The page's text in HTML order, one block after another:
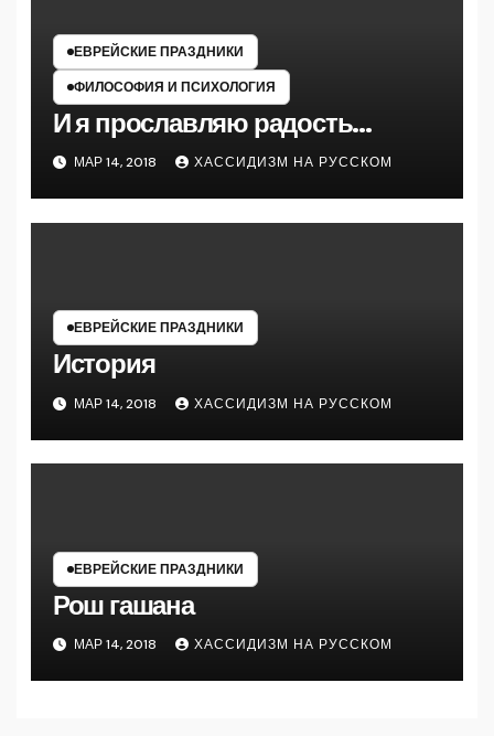
ЕВРЕЙСКИЕ ПРАЗДНИКИ
ФИЛОСОФИЯ И ПСИХОЛОГИЯ
И я прославляю радость…
МАР 14, 2018 ХАССИДИЗМ НА РУССКОМ
ЕВРЕЙСКИЕ ПРАЗДНИКИ
История
МАР 14, 2018 ХАССИДИЗМ НА РУССКОМ
ЕВРЕЙСКИЕ ПРАЗДНИКИ
Рош гашана
МАР 14, 2018 ХАССИДИЗМ НА РУССКОМ